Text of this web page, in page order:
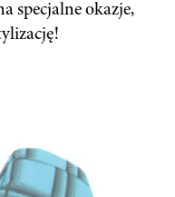
specjalne okazje,